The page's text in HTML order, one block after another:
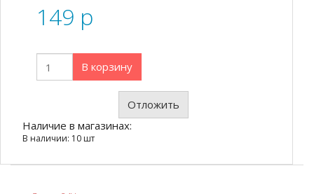
149 p
В корзину
Отложить
Наличие в магазинах:
В наличии: 10 шт